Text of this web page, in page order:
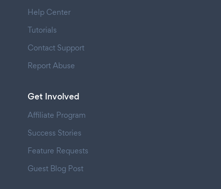
Help Center
Tutorials
Contact Support
Report Abuse
Get Involved
Affiliate Program
Success Stories
Feature Requests
Guest Blog Post